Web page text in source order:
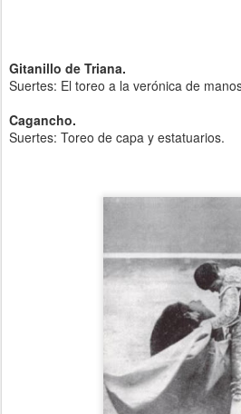
Gitanillo de Triana.
Suertes: El toreo a la verónica de
Cagancho.
Suertes: Toreo de capa y estatuarios.